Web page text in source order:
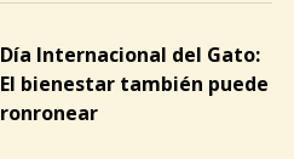
Día Internacional del Gato:
El bienestar también puede
ronronear